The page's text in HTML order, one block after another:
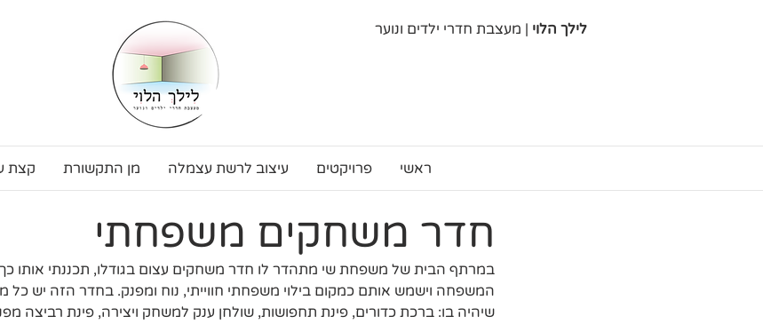
לילך הלוי | מעצבת חדרי ילדים ונוער
ראשי פרויקטים עיצוב לרשת עצמלה מן התקשורת קצת
חדר משחקים משפחתי
במרתף הבית של משפחת שי מתהדר לו חדר משחקים עצום בגודלו, תכננתי אותו
המשפחה וישמש אותם כמקום בילוי משפחתי חווייתי, נוח ומפנק. בחדר הזה יש כל
שיהיה בו: ברכת כדורים, פינת תחפושות, שולחן ענק למשחק ויצירה, פינת